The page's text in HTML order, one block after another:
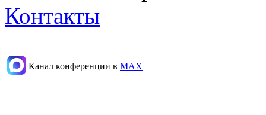
Контакты
Канал конференции в МАХ